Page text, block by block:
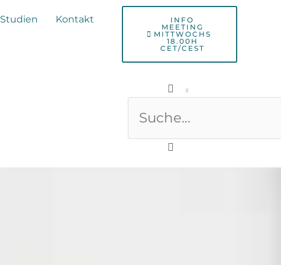
Studien Kontakt
INFO
MEETING
MITTWOCHS
18.00H
CET/CEST